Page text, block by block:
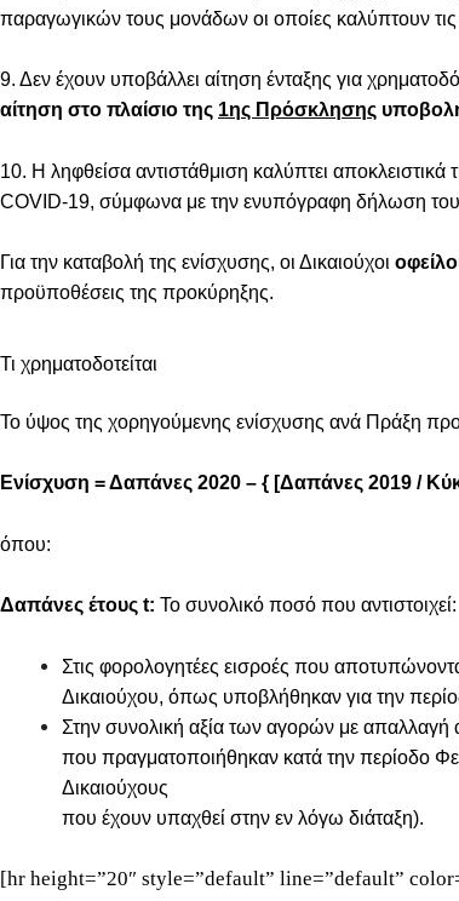
παραγωγικών τους μονάδων οι οποίες καλύπτουν
9. Δεν έχουν υποβάλλει αίτηση ένταξης για
αίτηση στο πλαίσιο της 1ης Πρόσκλησης
10. Η ληφθείσα αντιστάθμιση καλύπτει
COVID-19, σύμφωνα με την ενυπόγραφη δήλωση του
Για την καταβολή της ενίσχυσης, οι Δικαιούχοι
προϋποθέσεις της προκύρηξης.
Τι χρηματοδοτείται
Το ύψος της χορηγούμενης ενίσχυσης ανά Πράξη
Ενίσχυση = Δαπάνες 2020 – { [Δαπάνες 2019 /
όπου:
Δαπάνες έτους t: Το συνολικό ποσό που αντιστοιχεί:
Στις φορολογητέες εισροές που
Δικαιούχου, όπως υποβλήθηκαν για την
Στην συνολική αξία των αγορών με
που πραγματοποιήθηκαν κατά την περίοδο
Δικαιούχους
που έχουν υπαχθεί στην εν λόγω διάταξη).
[hr height=”20″ style=”default” line=”default”